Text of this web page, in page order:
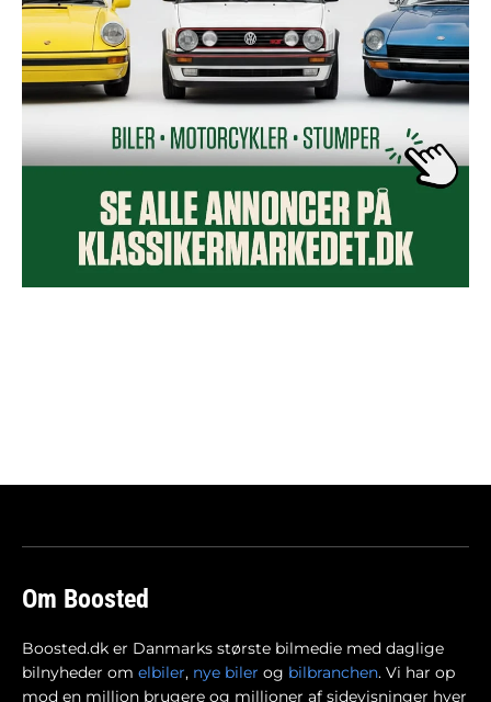
Om Boosted
Boosted.dk er Danmarks største bilmedie med daglige
bilnyheder om elbiler, nye biler og bilbranchen. Vi har op
mod en million brugere og millioner af sidevisninger hver